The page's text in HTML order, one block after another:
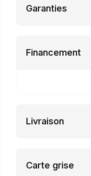
Garanties
Financement
Livraison
Carte grise